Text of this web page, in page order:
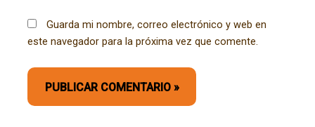
Guarda mi nombre, correo electrónico y web en
este navegador para la próxima vez que comente.